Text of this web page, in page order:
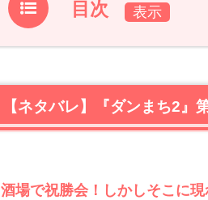
目次
1.【ネタバレ】『ダンまち2』第1
1.3 アイズとの再会！一緒にダン
【ネタバレ】『ダンまち2』
酒場で祝勝会！しかしそこに